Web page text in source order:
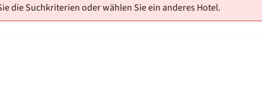
die Suchkriterien oder wählen Sie ein anderes Hotel.